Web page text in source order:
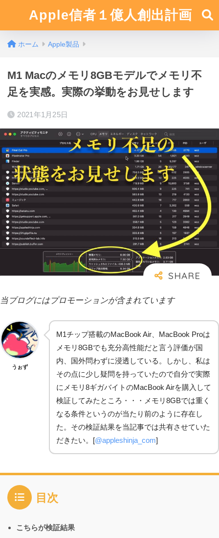
Apple信者１億人創出計画
ホーム Apple製品
M1 Macのメモリ8GBモデルでメモリ不
足を実感。実際の挙動をお見せします
2021年1月25日
当ブログにはプロモーションが含まれています
うぉず
M1チップ搭載のMacBook Air、MacBook Proは
メモリ8GBでも充分高性能だと言う評価が国
内、国外問わずに浸透している。しかし、私は
その点に少し疑問を持っていたので自分で実際
にメモリ8ギガバイトのMacBook Airを購入して
検証してみたところ・・・メモリ8GBでは重く
なる条件というのが当たり前のように存在し
た。その検証結果を当記事では共有させていた
だきたい。[@appleshinja_com]
目次
こちらが検証結果